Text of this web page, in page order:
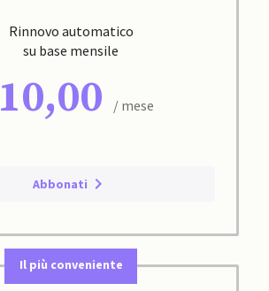
Rinnovo automatico
su base mensile
10,00 / mese
Abbonati
Il più conveniente